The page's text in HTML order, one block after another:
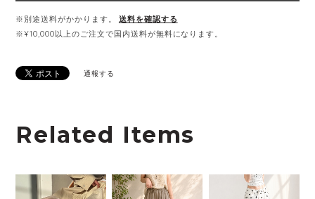
※別途送料がかかります。
送料を確認する
※¥10,000以上のご注文で国内送料が無料になります。
通報する
Related Items